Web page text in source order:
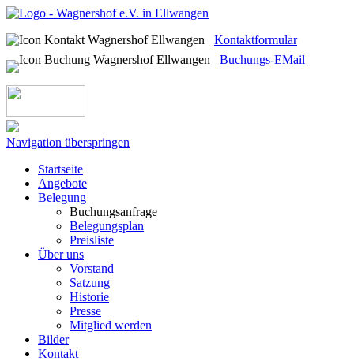
Kontaktformular
Buchungs-EMail
Navigation überspringen
Startseite
Angebote
Belegung
Buchungsanfrage
Belegungsplan
Preisliste
Über uns
Vorstand
Satzung
Historie
Presse
Mitglied werden
Bilder
Kontakt